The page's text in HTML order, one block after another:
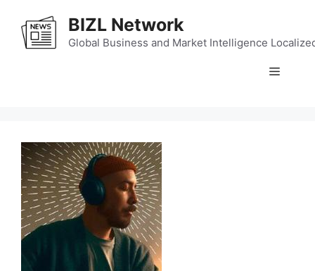
content
BIZL Network
Global Business and Market Intelligence
Menu